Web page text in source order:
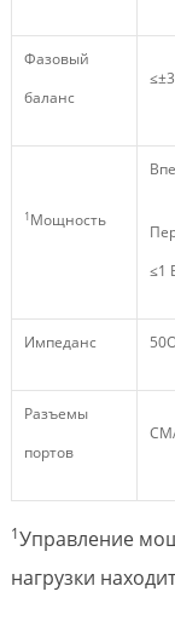
Фазовый
баланс
1 Мощность
≤1
Импеданс
Разъемы
портов
1Управление
нагрузки